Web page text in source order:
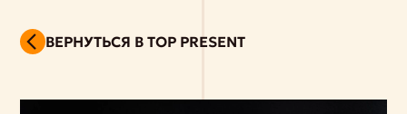
ВЕРНУТЬСЯ В TOP PRESENT